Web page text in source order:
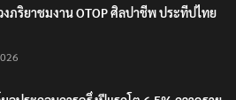
งภริยาชมงาน OTOP ศิลปาชีพ ประทีปไทย